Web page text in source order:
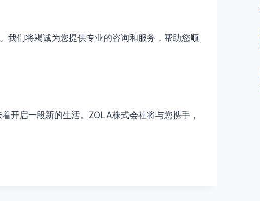
我们将竭诚为您提供专业的咨询和服务，帮助您顺
开启一段新的生活。ZOLA株式会社将与您携手，